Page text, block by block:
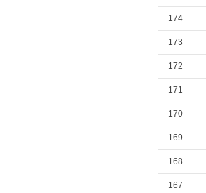
174
173
172
171
170
169
168
167